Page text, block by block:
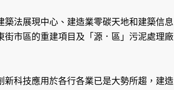
法展現中心、建造業零碳天地和建築信息
市區的重建項目及「源．區」污泥處理廠
科技應用於各行各業已是大勢所趨，建造